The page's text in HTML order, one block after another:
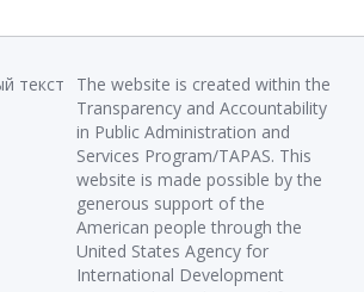
The website is created within the
Transparency and Accountability
in Public Administration and
Services Program/TAPAS. This
website is made possible by the
generous support of the
American people through the
United States Agency for
International Development